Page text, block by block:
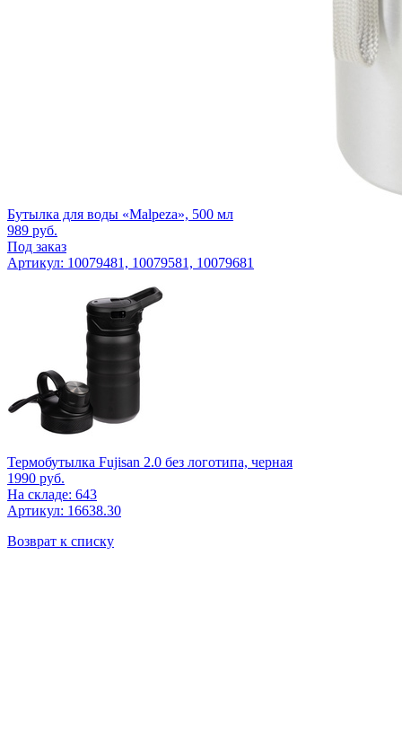
Бутылка для воды «Malpeza», 500 мл
989 руб.
Под заказ
Артикул: 10079481, 10079581, 10079681
Термобутылка Fujisan 2.0 без логотипа, черная
1990 руб.
На складе: 643
Артикул: 16638.30
Возврат к списку